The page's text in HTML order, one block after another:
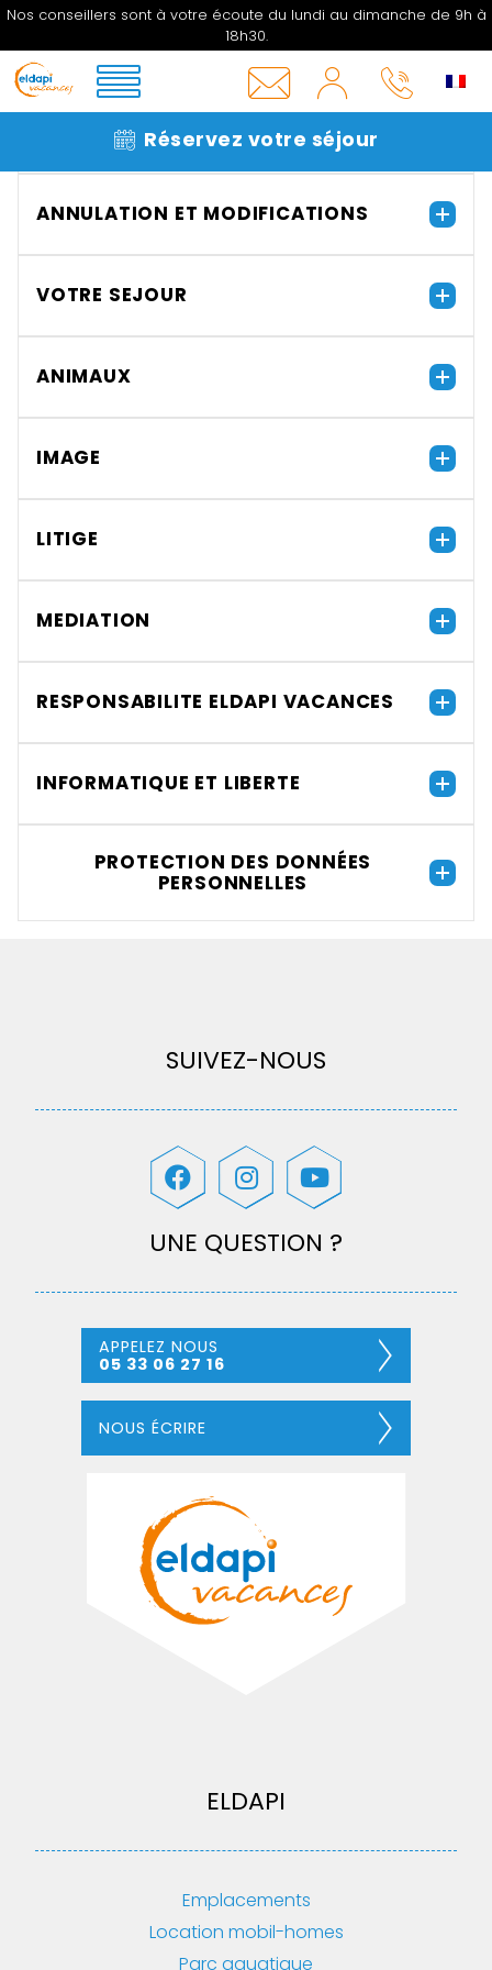
Nos conseillers sont à votre écoute du lundi au dimanche de 9h à
18h30.
INFOS
&
05 33
06 27
MON
COMPTE
Réservez votre séjour
CONDITIONS DE PAIEMENT
Partenaire FLOA
ANNULATION ET MODIFICATIONS
VOTRE SEJOUR
ANIMAUX
IMAGE
LITIGE
MEDIATION
RESPONSABILITE ELDAPI VACANCES
INFORMATIQUE ET LIBERTE
PROTECTION DES DONNÉES
PERSONNELLES
SUIVEZ-NOUS
UNE QUESTION ?
APPELEZ NOUS
05 33 06 27 16
NOUS ÉCRIRE
ELDAPI
Emplacements
Location mobil-homes
Parc aquatique